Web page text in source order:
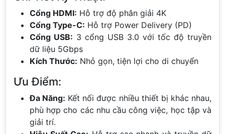
Cổng HDMI: Hỗ trợ độ phân giải 4K
Cổng Type-C: Hỗ trợ Power Delivery (PD)
Cổng USB: 3 cổng USB 3.0 với tốc độ truyền
dữ liệu 5Gbps
Kích Thước: Nhỏ gọn, tiện lợi cho di chuyển
Ưu Điểm:
Đa Năng: Kết nối được nhiều thiết bị khác nhau,
phù hợp cho các nhu cầu công việc, học tập và
giải trí.